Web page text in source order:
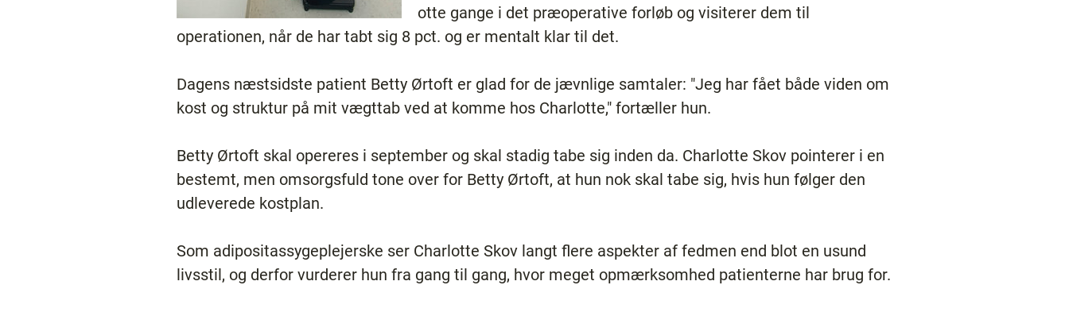
otte gange i det præoperative forløb og visiterer dem til
operationen, når de har tabt sig 8 pct. og er mentalt klar til det.
Dagens næstsidste patient Betty Ørtoft er glad for de jævnlige samtaler: "Jeg har fået både viden om
kost og struktur på mit vægttab ved at komme hos Charlotte," fortæller hun.
Betty Ørtoft skal opereres i september og skal stadig tabe sig inden da. Charlotte Skov pointerer i en
bestemt, men omsorgsfuld tone over for Betty Ørtoft, at hun nok skal tabe sig, hvis hun følger den
udleverede kostplan.
Som adipositassygeplejerske ser Charlotte Skov langt flere aspekter af fedmen end blot en usund
livsstil, og derfor vurderer hun fra gang til gang, hvor meget opmærksomhed patienterne har brug for.